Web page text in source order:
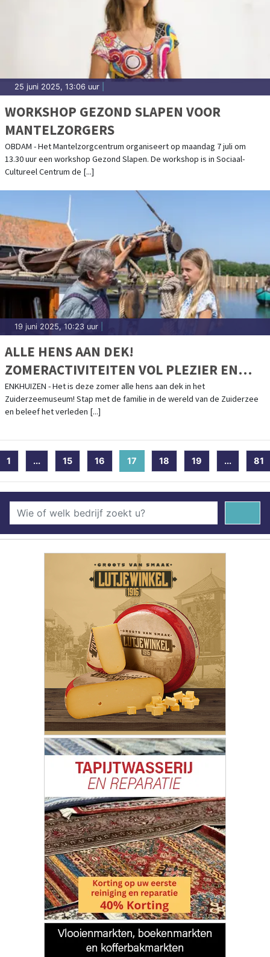
25 juni 2025, 13:06 uur
WORKSHOP GEZOND SLAPEN VOOR
MANTELZORGERS
OBDAM - Het Mantelzorgcentrum organiseert op maandag 7 juli om
13.30 uur een workshop Gezond Slapen. De workshop is in Sociaal-
Cultureel Centrum de [...]
19 juni 2025, 10:23 uur
ALLE HENS AAN DEK!
ZOMERACTIVITEITEN VOL PLEZIER EN
GESCHIEDENIS IN ‘T ZUIDERZEEDORP
ENKHUIZEN - Het is deze zomer alle hens aan dek in het
Zuiderzeemuseum! Stap met de familie in de wereld van de Zuiderzee
en beleef het verleden [...]
1 ... 15 16 17 (current)
18 19 ... 81